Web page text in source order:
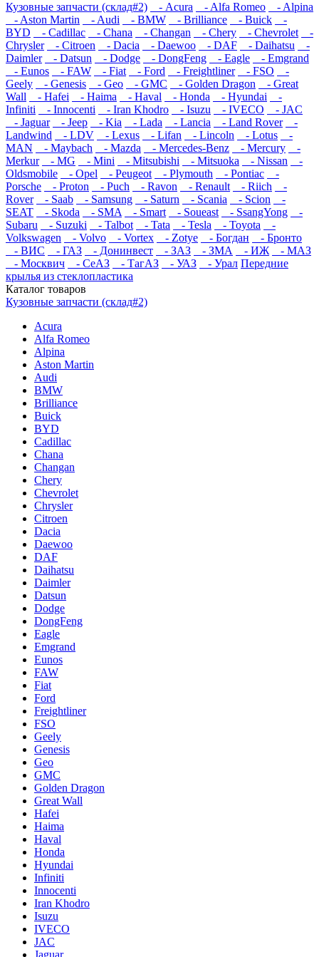
Кузовные запчасти (склад#2) - Acura - Alfa Romeo
- Alpina
- Aston Martin
- Audi - BMW - Brilliance - Buick
-
BYD
- Cadillac - Chana - Changan - Chery - Chevrolet
-
Chrysler
- Citroen - Dacia - Daewoo - DAF - Daihatsu
-
Daimler
- Datsun - Dodge - DongFeng - Eagle
- Emgrand
- Eunos
- FAW - Fiat - Ford - Freightliner - FSO
-
Geely
- Genesis - Geo - GMC - Golden Dragon
- Great
Wall
- Hafei - Haima - Haval - Honda - Hyundai
-
Infiniti
- Innocenti - Iran Khodro - Isuzu - IVECO
- JAC
- Jaguar
- Jeep - Kia - Lada - Lancia - Land Rover
-
Landwind
- LDV - Lexus - Lifan - Lincoln - Lotus
-
MAN
- Maybach - Mazda - Mercedes-Benz - Mercury
-
Merkur
- MG - Mini - Mitsubishi - Mitsuoka - Nissan
-
Oldsmobile
- Opel - Peugeot - Plymouth - Pontiac
-
Porsche
- Proton - Puch - Ravon - Renault - Riich
-
Rover
- Saab - Samsung - Saturn - Scania - Scion
-
SEAT
- Skoda - SMA - Smart - Soueast - SsangYong
-
Subaru
- Suzuki - Talbot - Tata - Tesla - Toyota
-
Volkswagen
- Volvo - Vortex - Zotye - Богдан
- Бронто
- ВИС
- ГАЗ - Донинвест - ЗАЗ - ЗМА - ИЖ
- МАЗ
- Москвич
- СеАЗ - ТагАЗ - УАЗ - Урал Передние
крылья из стеклопластика
Каталог товаров
Кузовные запчасти (склад#2)
Acura
Alfa Romeo
Alpina
Aston Martin
Audi
BMW
Brilliance
Buick
BYD
Cadillac
Chana
Changan
Chery
Chevrolet
Chrysler
Citroen
Dacia
Daewoo
DAF
Daihatsu
Daimler
Datsun
Dodge
DongFeng
Eagle
Emgrand
Eunos
FAW
Fiat
Ford
Freightliner
FSO
Geely
Genesis
Geo
GMC
Golden Dragon
Great Wall
Hafei
Haima
Haval
Honda
Hyundai
Infiniti
Innocenti
Iran Khodro
Isuzu
IVECO
JAC